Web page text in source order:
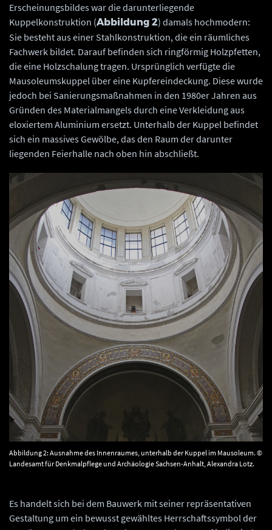
Erscheinungsbildes war die darunterliegende
Kuppelkonstruktion (Abbildung 2) damals hochmodern:
Sie besteht aus einer Stahlkonstruktion, die ein räumliches
Fachwerk bildet. Darauf befinden sich ringförmig Holzpfetten,
die eine Holzschalung tragen. Ursprünglich verfügte die
Mausoleumskuppel über eine Kupfereindeckung. Diese wurde
jedoch bei Sanierungsmaßnahmen in den 1980er Jahren aus
Gründen des Materialmangels durch eine Verkleidung aus
eloxiertem Aluminium ersetzt. Unterhalb der Kuppel befindet
sich ein massives Gewölbe, das den Raum der darunter
liegenden Feierhalle nach oben hin abschließt.
Abbildung 2: Ausnahme des Innenraumes, unterhalb der Kuppel im Mausoleum. ©
Landesamt für Denkmalpflege und Archäologie Sachsen-Anhalt, Alexandra Lotz.
Es handelt sich bei dem Bauwerk mit seiner repräsentativen
Gestaltung um ein bewusst gewähltes Herrschaftssymbol der